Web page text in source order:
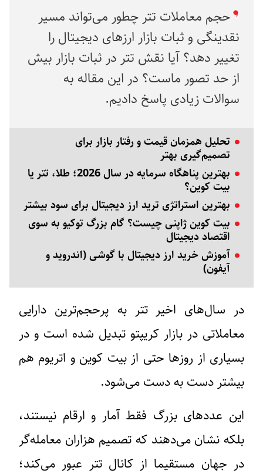
حجم معاملات تتر چطور می‌تواند مسیر
نقدینگی و ثبات بازار ارزهای دیجیتال را
تغییر دهد؟ آیا نقش تتر در ثبات بازار بیش
از حد تصور ماست؟ در این مقاله به
سوالات زیادی پاسخ دادیم.
تحلیل همزمان قیمت و رفتار بازار برای
تصمیم‌گیری بهتر
بهترین پناهگاه سرمایه در سال 2026؛ طلا، تتر یا
بیت کوین؟
بهترین استراتژی ترید ارز دیجیتال برای سود بیشتر
بیت کوین ژاپنی چیست؟ گام بزرگ توکیو به سوی
اقتصاد دیجیتال
آموزش خرید ارز دیجیتال با گوشی (اندروید و
آیفون)
در سال‌های اخیر تتر به پرحجم‌ترین دارایی
معاملاتی در بازار کریپتو تبدیل شده است و در
بسیاری از روزها حتی از بیت کوین و اتریوم هم
بیشتر دست به دست می‌شود.
این عددهای بزرگ فقط آمار و ارقام نیستند،
بلکه نشان می‌دهند که تصمیم هزاران معامله‌گر
در جهان مستقیما از کانال تتر عبور می‌کند؛